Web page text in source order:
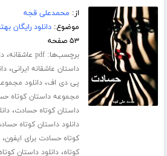
از: محمدعلی قجه
موضوع:دانلود رایگان
۵۳ صفحه
برچسب‌ها:pdf عاشقانه ،
داستان عاشقانه ایرانی،
پی دی اف،دانلود
مجموعه داستان کوتاه
داستان کوتاه حسادت،
دانلود داستان کوتاه
کوتاه حسادت برای ایفون،
کوتاه،دانلود داستان کوتاه